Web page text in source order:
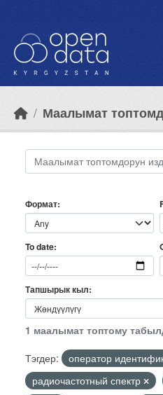
Маалымат
Формат
To date
Тапшырык кыл
1 маалымат топтому
Тэгдер:
оператор
радиочастотный спектр